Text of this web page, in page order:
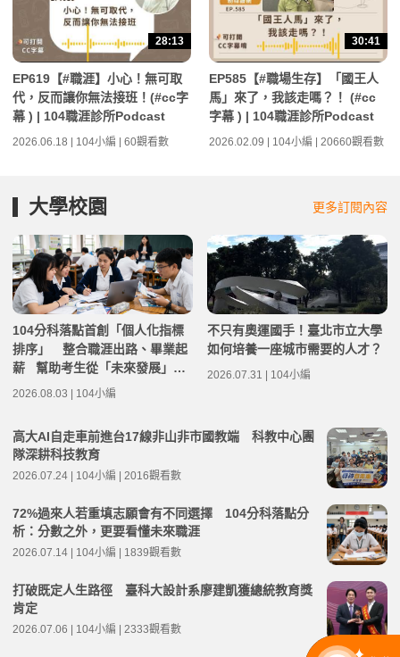
28:13
EP619【#職涯】小心！無可取
代，反而讓你無法接班！(#cc字
幕 ) | 104職涯診所Podcast
2026.06.18 | 104小編 | 60觀看數
30:41
EP585【#職場生存】「國王人
馬」來了，我該走嗎？！ (#cc
字幕 ) | 104職涯診所Podcast
2026.02.09 | 104小編 | 20660觀看數
大學校園 更多訂閱內容
104分科落點首創「個人化指標
排序」 整合職涯出路、畢業起
薪 幫助考生從「未來發展」選
填關鍵志願
2026.08.03 | 104小編
不只有奧運國手！臺北市立大學
如何培養一座城市需要的人才？
2026.07.31 | 104小編
高大AI自走車前進台17線非山非市國教端 科教中心團
隊深耕科技教育
2026.07.24 | 104小編 | 2016觀看數
72%過來人若重填志願會有不同選擇 104分科落點分
析：分數之外，更要看懂未來職涯
2026.07.14 | 104小編 | 1839觀看數
打破既定人生路徑 臺科大設計系廖建凱獲總統教育獎
肯定
2026.07.06 | 104小編 | 2333觀看數